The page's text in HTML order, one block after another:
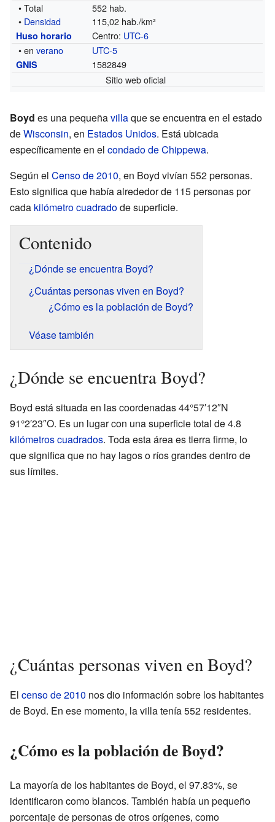
• Total
552 hab.
• Densidad 115,02 hab./km²
Huso horario Centro: UTC-6
• enverano UTC-5
GNIS
1582849
Sitio web oficial
Boyd es una pequeñavillaque se encuentra en el estado
deWisconsin, en Estados Unidos. Está ubicada
específicamente en el condado de Chippewa.
Según el Censo de 2010, en Boyd vivían 552 personas.
Esto significa que había alrededor de 115 personas por
cada kilómetro cuadradode superficie.
Contenido
¿Dónde se encuentra Boyd?
¿Cuántas personas viven en Boyd?
¿Cómo es la población de Boyd?
Véase también
¿Dónde se encuentra Boyd?
Boyd está situada en las coordenadas 44°57′12″N
91°2′23″O. Es un lugar con una superficie total de 4.8
kilómetros cuadrados. Toda esta área es tierra firme, lo
que significa que no hay lagos o ríos grandes dentro de
sus límites.
¿Cuántas personas viven en Boyd?
El censo de 2010 nos dio información sobre los habitantes
de Boyd. En ese momento, la villa tenía 552 residentes.
¿Cómo es la población de Boyd?
La mayoría de los habitantes de Boyd, el 97.83%, se
identificaron como blancos. También había un pequeño
porcentaje de personas de otros orígenes, como